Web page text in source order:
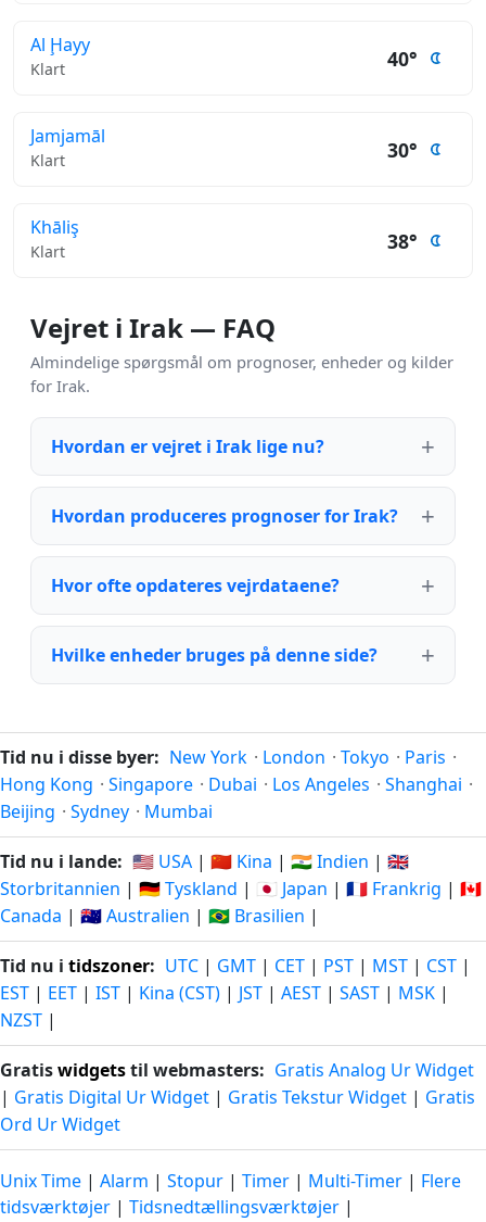
Al Ḩayy
Klart 40°
Jamjamāl
Klart 30°
Khāliş
Klart 38°
Vejret i Irak — FAQ
Almindelige spørgsmål om prognoser, enheder og kilder
for Irak.
Hvordan er vejret i Irak lige nu?
Hvordan produceres prognoser for Irak?
Hvor ofte opdateres vejrdataene?
Hvilke enheder bruges på denne side?
Tid nu i disse byer: New York · London · Tokyo · Paris ·
Hong Kong · Singapore · Dubai · Los Angeles · Shanghai ·
Beijing · Sydney · Mumbai
Tid nu i lande: 🇺🇸 USA | 🇨🇳 Kina | 🇮🇳 Indien | 🇬🇧
Storbritannien | 🇩🇪 Tyskland | 🇯🇵 Japan | 🇫🇷 Frankrig | 🇨🇦
Canada | 🇦🇺 Australien | 🇧🇷 Brasilien |
Tid nu i tidszoner: UTC | GMT | CET | PST | MST | CST |
EST | EET | IST | Kina (CST) | JST | AEST | SAST | MSK |
NZST |
Gratiswidgetstil webmasters: Gratis Analog Ur Widget
| Gratis Digital Ur Widget | Gratis Tekstur Widget | Gratis
Ord Ur Widget
Unix Time | Alarm | Stopur | Timer | Multi-Timer | Flere
tidsværktøjer | Tidsnedtællingsværktøjer |